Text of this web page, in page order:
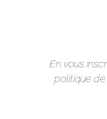
En vous
politique